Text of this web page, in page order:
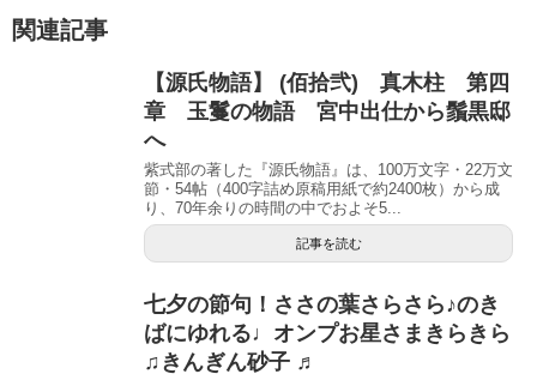
関連記事
【源氏物語】 (佰拾弐) 真木柱 第四
章 玉鬘の物語 宮中出仕から鬚黒邸
へ
紫式部の著した『源氏物語』は、100万文字・22万文
節・54帖（400字詰め原稿用紙で約2400枚）から成
り、70年余りの時間の中でおよそ5...
記事を読む
七夕の節句！ささの葉さらさら♪のき
ばにゆれる♩オンプお星さまきらきら
♫きんぎん砂子 ♬